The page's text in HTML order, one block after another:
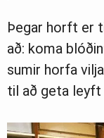
Þegar horft er
að: koma
sumir horfa
til að geta leyft